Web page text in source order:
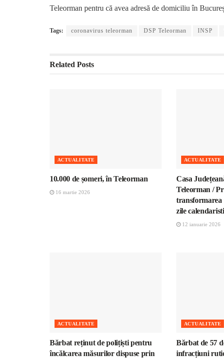
Teleorman pentru că avea adresă de domiciliu în
Tags: coronavirus teleorman DSP Teleorman INSP
Related Posts
ACTUALITATE
10.000 de șomeri, în Teleorman
16 martie 2026
ACTUALITATE
Casa
Teleorman /
transformarea
zile
12 ianuarie 2026
ACTUALITATE
Bărbat reținut de polițiști pentru
încălcarea măsurilor dispuse prin
ACTUALITATE
Bărbat de 57
infracțiuni